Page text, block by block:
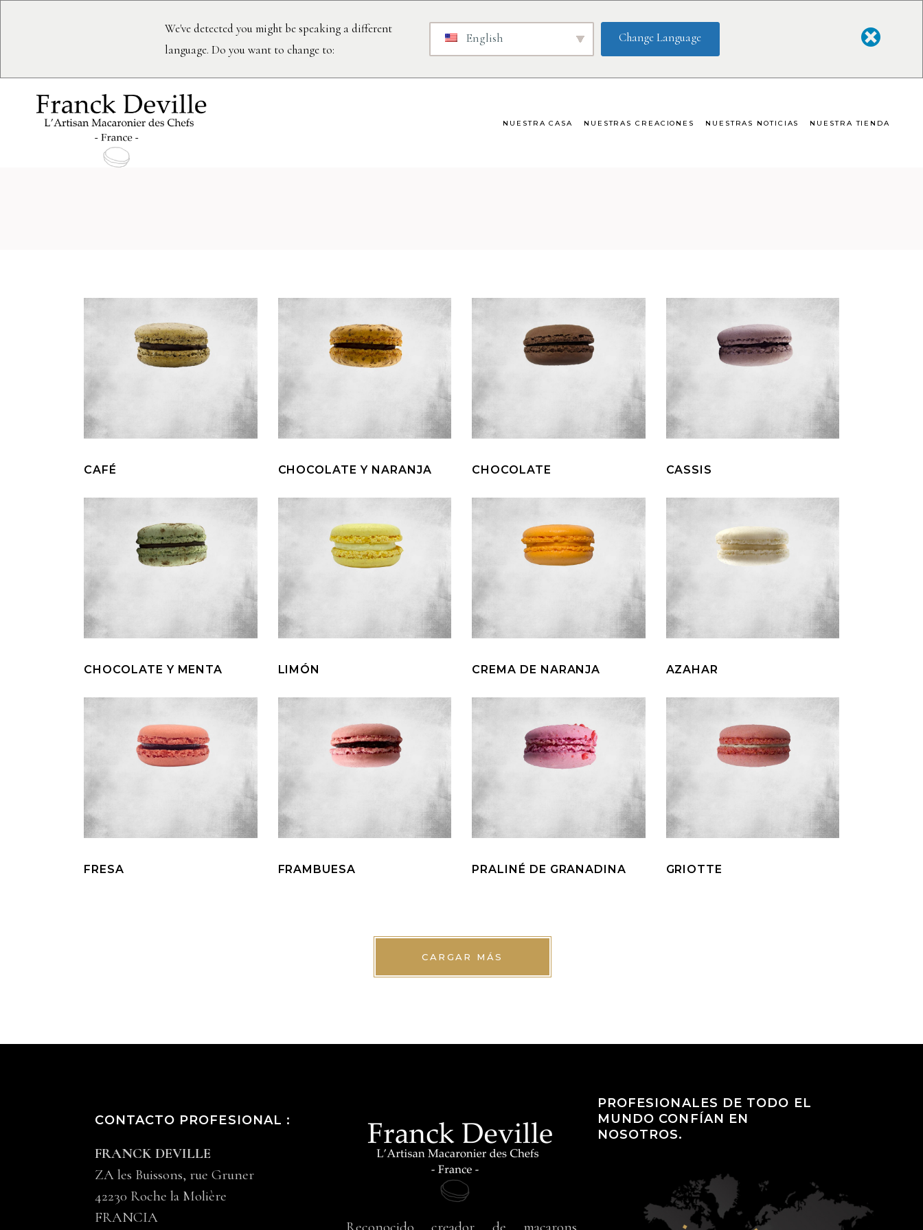
We've detected you might be speaking a different
language. Do you want to change to:
English Change Language
NUESTRA CASA NUESTRAS CREACIONES NUESTRAS NOTICIAS NUESTRA TIENDA
Archivo
CAFÉ CHOCOLATE Y NARANJA CHOCOLATE CASSIS
CHOCOLATE Y MENTA LIMÓN CREMA DE NARANJA AZAHAR
FRESA FRAMBUESA PRALINÉ DE GRANADINA GRIOTTE
CARGAR MÁS
CONTACTO PROFESIONAL :
FRANCK DEVILLE
ZA les Buissons, rue Gruner
42230 Roche la Molière
FRANCIA
PROFESIONALES DE TODO EL
MUNDO CONFÍAN EN
NOSOTROS.